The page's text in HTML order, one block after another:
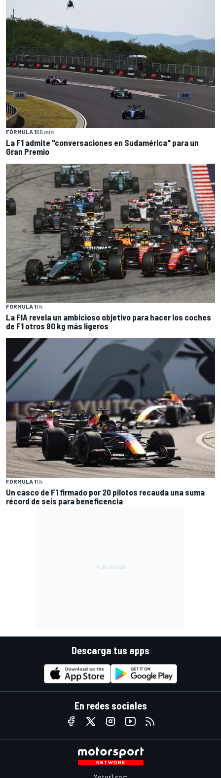
FÓRMULA 155 min
La F1 admite "conversaciones en Sudamérica" para un
Gran Premio
FÓRMULA 11 h
La FIA revela un ambicioso objetivo para hacer los coches
de F1 otros 80 kg más ligeros
FÓRMULA 11 h
Un casco de F1 firmado por 20 pilotos recauda una suma
récord de seis para beneficencia
Descarga tus apps
En redes sociales